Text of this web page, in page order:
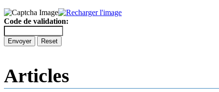
Code de validation:
Envoyer Reset
Articles